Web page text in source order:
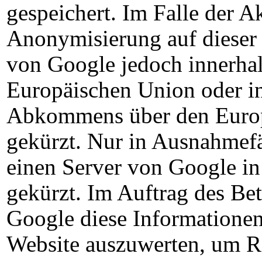
gespeichert. Im Falle der
Anonymisierung auf
von Google jedoch
Europäischen Union oder
Abkommens über den
gekürzt. Nur in
einen Server von Google
gekürzt. Im Auftrag des
Google diese
Website auszuwerten, um